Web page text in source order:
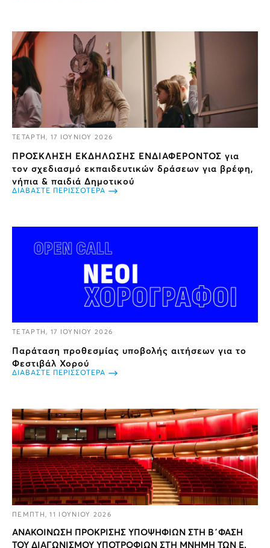
ΤΕΤΑΡΤΗ, 17 ΙΟΥΝΙΟΥ 2026
ΠΡΟΣΚΛΗΣΗ ΕΚΔΗΛΩΣΗΣ ΕΝΔΙΑΦΕΡΟΝΤΟΣ για
τον σχεδιασμό εκπαιδευτικών δράσεων για βρέφη,
νήπια & παιδιά Δημοτικού
ΔΙΑΒΑΣΤΕ ΠΕΡΙΣΣΟΤΕΡΑ
ΤΕΤΑΡΤΗ, 17 ΙΟΥΝΙΟΥ 2026
Παράταση προθεσμίας υποβολής αιτήσεων για το
Φεστιβάλ Χορού
ΔΙΑΒΑΣΤΕ ΠΕΡΙΣΣΟΤΕΡΑ
ΠΕΜΠΤΗ, 11 ΙΟΥΝΙΟΥ 2026
ΑΝΑΚΟΙΝΩΣΗ ΠΡΟΚΡΙΣΗΣ ΥΠΟΨΗΦΙΩΝ ΣΤΗ Β΄ΦΑΣΗ
ΤΟΥ ΔΙΑΓΩΝΙΣΜΟΥ ΥΠΟΤΡΟΦΙΩΝ ΣΤΗ ΜΝΗΜΗ ΤΩΝ Ε.